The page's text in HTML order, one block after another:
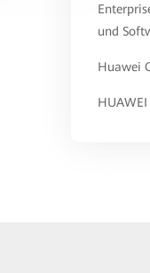
und
Huawei